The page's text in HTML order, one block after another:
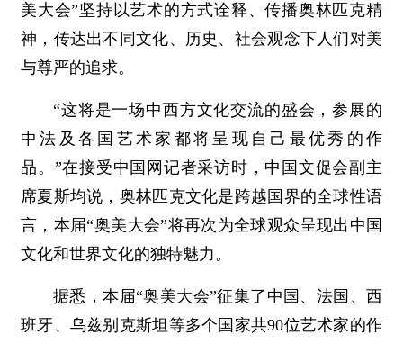
美大会”坚持以艺术的方式诠释、传播奥林匹克精
神，传达出不同文化、历史、社会观念下人们对美
与尊严的追求。
“这将是一场中西方文化交流的盛会，参展的
中法及各国艺术家都将呈现自己最优秀的作
品。”在接受中国网记者采访时，中国文促会副主
席夏斯均说，奥林匹克文化是跨越国界的全球性语
言，本届“奥美大会”将再次为全球观众呈现出中国
文化和世界文化的独特魅力。
据悉，本届“奥美大会”征集了中国、法国、西
班牙、乌兹别克斯坦等多个国家共90位艺术家的作